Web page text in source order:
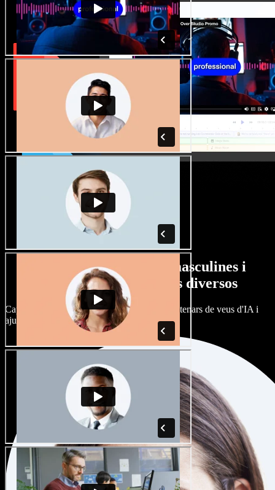
Gran varietat de veus masculines i
femenines amb accents diversos
Cap projecte ha de sonar igual. Tria entre centenars de veus d'IA i
ajusta'n l’accent.